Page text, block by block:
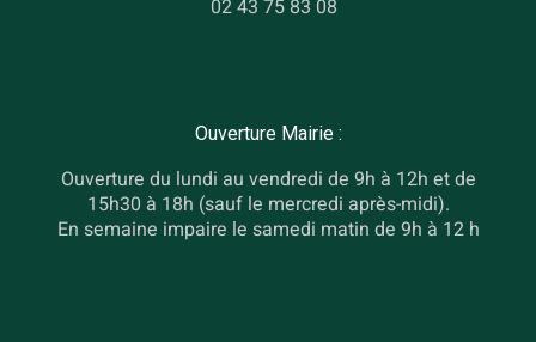
02 43 75 83 08
Ouverture Mairie :
Ouverture du lundi au vendredi de 9h à 12h et de
15h30 à 18h (sauf le mercredi après-midi).
En semaine impaire le samedi matin de 9h à 12 h